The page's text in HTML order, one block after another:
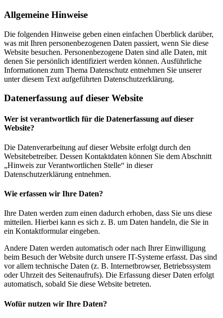
Allgemeine Hinweise
Die folgenden Hinweise geben einen einfachen Überblick darüber,
was mit Ihren personenbezogenen Daten passiert, wenn Sie diese
Website besuchen. Personenbezogene Daten sind alle Daten, mit
denen Sie persönlich identifiziert werden können. Ausführliche
Informationen zum Thema Datenschutz entnehmen Sie unserer
unter diesem Text aufgeführten Datenschutzerklärung.
Datenerfassung auf dieser Website
Wer ist verantwortlich für die Datenerfassung auf dieser
Website?
Die Datenverarbeitung auf dieser Website erfolgt durch den
Websitebetreiber. Dessen Kontaktdaten können Sie dem Abschnitt
„Hinweis zur Verantwortlichen Stelle“ in dieser
Datenschutzerklärung entnehmen.
Wie erfassen wir Ihre Daten?
Ihre Daten werden zum einen dadurch erhoben, dass Sie uns diese
mitteilen. Hierbei kann es sich z. B. um Daten handeln, die Sie in
ein Kontaktformular eingeben.
Andere Daten werden automatisch oder nach Ihrer Einwilligung
beim Besuch der Website durch unsere IT-Systeme erfasst. Das sind
vor allem technische Daten (z. B. Internetbrowser, Betriebssystem
oder Uhrzeit des Seitenaufrufs). Die Erfassung dieser Daten erfolgt
automatisch, sobald Sie diese Website betreten.
Wofür nutzen wir Ihre Daten?